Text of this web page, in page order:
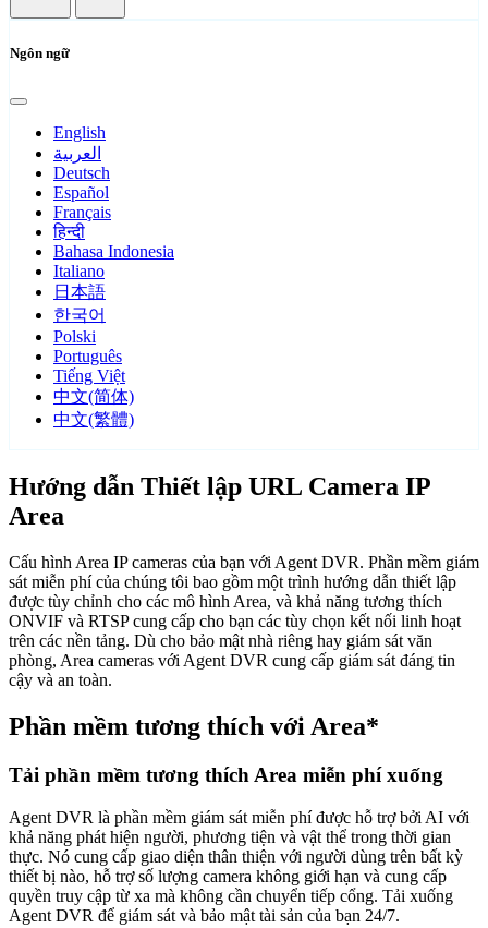
Ngôn ngữ
English
العربية
Deutsch
Español
Français
हिन्दी
Bahasa Indonesia
Italiano
日本語
한국어
Polski
Português
Tiếng Việt
中文(简体)
中文(繁體)
Hướng dẫn Thiết lập URL Camera IP
Area
Cấu hình Area IP cameras của bạn với Agent DVR. Phần mềm giám
sát miễn phí của chúng tôi bao gồm một trình hướng dẫn thiết lập
được tùy chỉnh cho các mô hình Area, và khả năng tương thích
ONVIF và RTSP cung cấp cho bạn các tùy chọn kết nối linh hoạt
trên các nền tảng. Dù cho bảo mật nhà riêng hay giám sát văn
phòng, Area cameras với Agent DVR cung cấp giám sát đáng tin
cậy và an toàn.
Phần mềm tương thích với Area*
Tải phần mềm tương thích Area miễn phí xuống
Agent DVR là phần mềm giám sát miễn phí được hỗ trợ bởi AI với
khả năng phát hiện người, phương tiện và vật thể trong thời gian
thực. Nó cung cấp giao diện thân thiện với người dùng trên bất kỳ
thiết bị nào, hỗ trợ số lượng camera không giới hạn và cung cấp
quyền truy cập từ xa mà không cần chuyển tiếp cổng. Tải xuống
Agent DVR để giám sát và bảo mật tài sản của bạn 24/7.